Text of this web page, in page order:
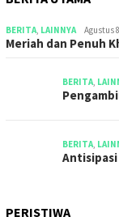
BERITA LAINNYA Agustus
Meriah dan Penuh
BERITA
BERITA
Antisipasi
PERISTIWA